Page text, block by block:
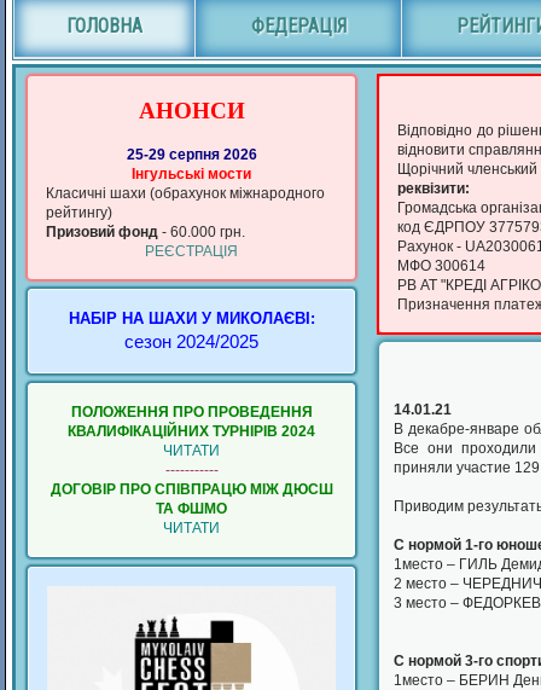
ГОЛОВНА ФЕДЕРАЦІЯ
Відповідно до
відновити
Щорічний членський
реквізити:
Громадська
код ЄДРПОУ
Рахунок -
МФО 300614
РВ АТ "КРЕДІ
Призначення
14.01.21
В декабре-январе
Все они
приняли участие
Приводим
С нормой 1-го
1место – ГИЛЬ
2 место –
3 место –
С нормой 3-го
1место – БЕРИН
АНОНСИ
25-29 серпня 2026
Iнгульськi мости
Класичні шахи (обрахунок мiжнародного
рейтингу)
Призовий фонд - 60.000 грн.
РЕЄСТРАЦІЯ
НАБІР НА ШАХИ У МИКОЛАЄВІ:
сезон 2024/2025
ПОЛОЖЕННЯ ПРО ПРОВЕДЕННЯ
КВАЛИФIКАЦIЙНИХ ТУРНIРIВ 2024
ЧИТАТИ
-----------
ДОГОВІР ПРО СПІВПРАЦЮ МІЖ ДЮСШ
ТА ФШМО
ЧИТАТИ